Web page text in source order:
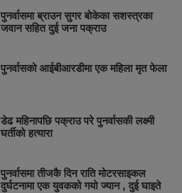
पुनर्वासमा ब्राउन सुगर बोकेका सशस्त्रका
जवान सहित दुई जना पक्राउ
पुनर्वासको आईबीआरडीमा एक महिला मृत फेला
डेढ महिनापछि पक्राउ परे पुनर्वासकी लक्ष्मी
घर्तीको हत्यारा
पुनर्वासमा तीजकै दिन राति मोटरसाइकल
दुर्घटनामा एक युवकको गयो ज्यान , दुई घाइते